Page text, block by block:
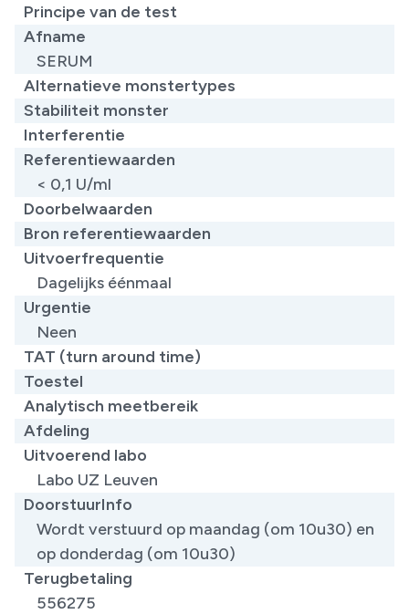
Principe van de test
Afname
SERUM
Alternatieve monstertypes
Stabiliteit monster
Interferentie
Referentiewaarden
< 0,1 U/ml
Doorbelwaarden
Bron referentiewaarden
Uitvoerfrequentie
Dagelijks éénmaal
Urgentie
Neen
TAT (turn around time)
Toestel
Analytisch meetbereik
Afdeling
Uitvoerend labo
Labo UZ Leuven
DoorstuurInfo
Wordt verstuurd op maandag (om 10u30) en
op donderdag (om 10u30)
Terugbetaling
556275